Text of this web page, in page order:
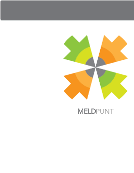
MELDPUNT